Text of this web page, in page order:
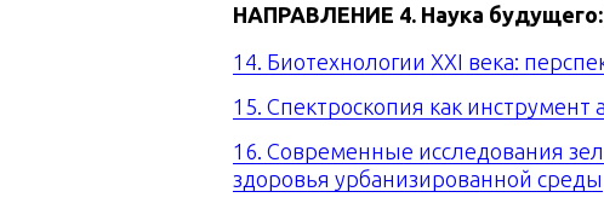
НАПРАВЛЕНИЕ 4. Наука
14. Биотехнологии ХХI века:
15. Спектроскопия как
16. Современные исследования
здоровья урбанизированной среды